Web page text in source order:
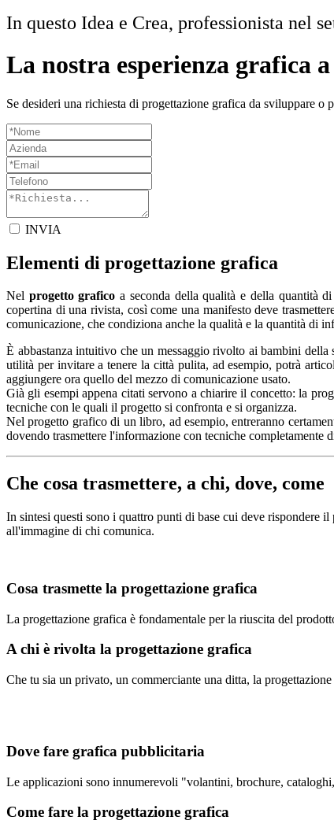
In questo Idea e Crea, professionista nel
La nostra esperienza grafica
Se desideri una richiesta di progettazione grafica da sviluppare o
INVIA
Elementi di progettazione grafica
Nel progetto grafico a seconda della qualità e della quantità
copertina di una rivista, così come una manifesto deve
comunicazione, che condiziona anche la qualità e la quantità di
È abbastanza intuitivo che un messaggio rivolto ai bambini
utilità per invitare a tenere la città pulita, ad esempio, potrà
aggiungere ora quello del mezzo di comunicazione usato.
Già gli esempi appena citati servono a chiarire il concetto: la
tecniche con le quali il progetto si confronta e si organizza.
Nel progetto grafico di un libro, ad esempio, entreranno
dovendo trasmettere l'informazione con tecniche completamente
Che cosa trasmettere, a chi, dove, come
In sintesi questi sono i quattro punti di base cui deve rispondere
all'immagine di chi comunica.
Cosa trasmette la progettazione grafica
La progettazione grafica è fondamentale per la riuscita del
A chi è rivolta la progettazione grafica
Che tu sia un privato, un commerciante una ditta, la
Dove fare grafica pubblicitaria
Le applicazioni sono innumerevoli "volantini, brochure,
Come fare la progettazione grafica